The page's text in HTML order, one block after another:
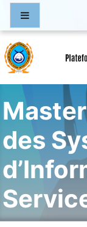
Passer au contenu
des